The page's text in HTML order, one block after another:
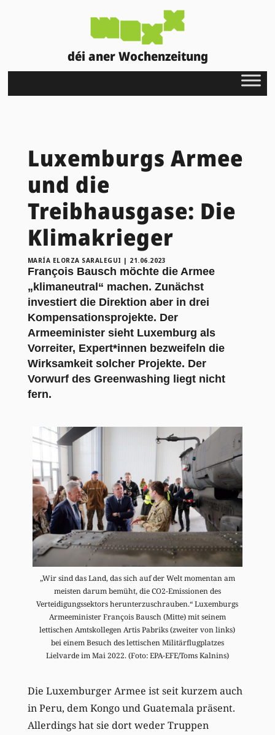
déi aner Wochenzeitung
Luxemburgs Armee
und die
Treibhausgase: Die
Klimakrieger
MARÍA ELORZA SARALEGUI | 21.06.2023
François Bausch möchte die Armee
„klimaneutral“ machen. Zunächst
investiert die Direktion aber in drei
Kompensationsprojekte. Der
Armeeminister sieht Luxemburg als
Vorreiter, Expert*innen bezweifeln die
Wirksamkeit solcher Projekte. Der
Vorwurf des Greenwashing liegt nicht
fern.
„Wir sind das Land, das sich auf der Welt momentan am
meisten darum bemüht, die CO2-Emissionen des
Verteidigungssektors herunterzuschrauben.“ Luxemburgs
Armeeminister François Bausch (Mitte) mit seinem
lettischen Amtskollegen Artis Pabriks (zweiter von links)
bei einem Besuch des lettischen Militärflugplatzes
Lielvarde im Mai 2022. (Foto: EPA-EFE/Toms Kalnins)
Die Luxemburger Armee ist seit kurzem auch
in Peru, dem Kongo und Guatemala präsent.
Allerdings hat sie dort weder Truppen